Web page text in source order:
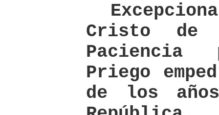
Cristo de
Priego
de los